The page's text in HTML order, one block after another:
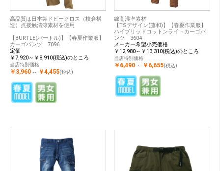
高品質は日本製ドビークロス（校倉構
造）点接触清涼素材を使用
【BURTLE(バートル)】【春夏作業服】
カーゴパンツ 7096
定価
￥7,920～￥8,910(税込)のところ
当店特別価格
￥3,960 ～ ￥4,455(税込)
綿高混率素材
【TSデザイン(藤和)】【春夏作業服】
ハイブリッドコットンライトカーゴパ
ンツ 3604
メーカー希望小売価格
￥12,980～￥13,310(税込)のところ
当店特別価格
￥6,490 ～ ￥6,655(税込)